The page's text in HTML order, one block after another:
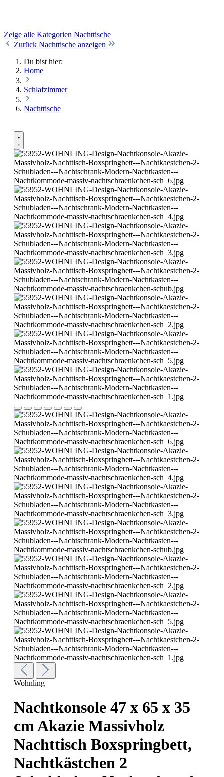
Zeige alle Kategorien Nachttische
Zurück Nachttische anzeigen
Du bist hier:
Home
Schlafzimmer
Nachttische
Wohnling
Nachtkonsole 47 x 65 x 35
cm Akazie Massivholz
Nachttisch Boxspringbett,
Nachtkästchen 2